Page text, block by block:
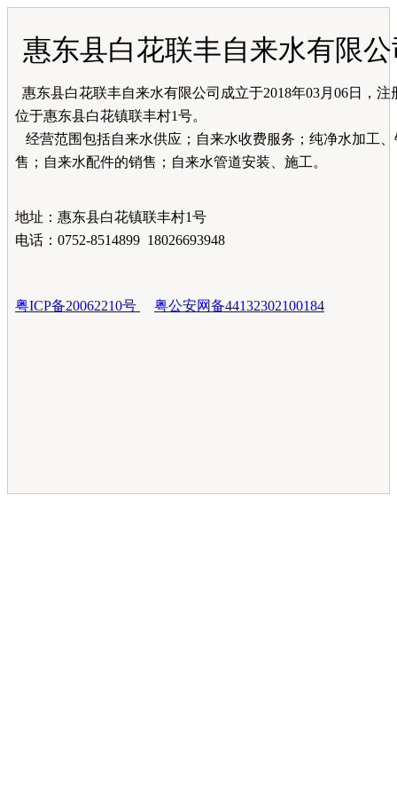
惠东县白花联丰自来水有限
惠东县白花联丰自来水有限公司成立于2018年03月06日，注
位于惠东县白花镇联丰村1号。
经营范围包括自来水供应；自来水收费服务；纯净水加工
售；自来水配件的销售；自来水管道安装、施工。
地址：惠东县白花镇联丰村1号
电话：0752-8514899 18026693948
粤ICP备20062210号 粤公安网备44132302100184